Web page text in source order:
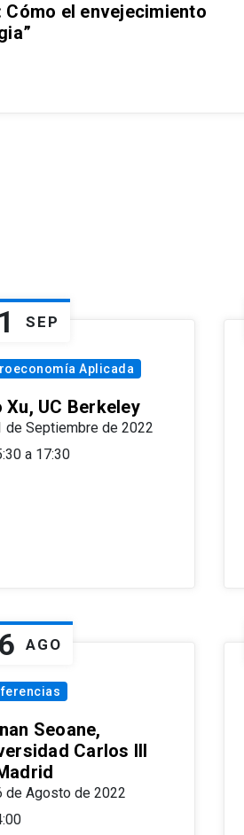
el envejecimiento
SEP
Aplicada
Xu, UC Berkeley
de Septiembre de 2022
a 17:30
AGO
Seoane,
Carlos III
de Agosto de 2022